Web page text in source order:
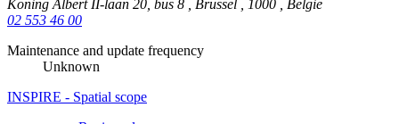
Koning Albert II-laan 20, bus 8
Brussel 1000
België
02 553 46 00
Maintenance and update frequency
Unknown
INSPIRE - Spatial scope